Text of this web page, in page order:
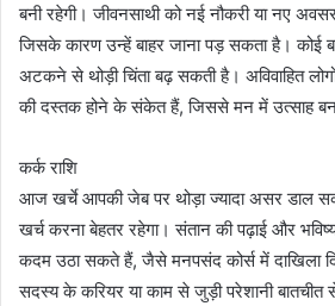
बनी रहेगी। जीवनसाथी को नई नौकरी या नए
जिसके कारण उन्हें बाहर जाना पड़ सकता है।
अटकने से थोड़ी चिंता बढ़ सकती है। अविवाहित
की दस्तक होने के संकेत हैं, जिससे मन में उत्साह
कर्क राशि
आज खर्चे आपकी जेब पर थोड़ा ज्यादा असर डाल
खर्च करना बेहतर रहेगा। संतान की पढ़ाई और
कदम उठा सकते हैं, जैसे मनपसंद कोर्स में दाखिला
सदस्य के करियर या काम से जुड़ी परेशानी